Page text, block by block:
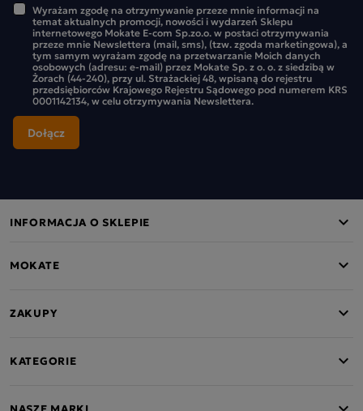
Wyrażam zgodę na otrzymywanie przeze mnie informacji na
temat aktualnych promocji, nowości i wydarzeń Sklepu
internetowego Mokate E-com Sp.zo.o. w postaci otrzymywania
przeze mnie Newslettera (mail, sms), (tzw. zgoda marketingowa), a
tym samym wyrażam zgodę na przetwarzanie Moich danych
osobowych (adresu: e-mail) przez Mokate Sp. z o. o. z siedzibą w
Żorach (44-240), przy ul. Strażackiej 48, wpisaną do rejestru
przedsiębiorców Krajowego Rejestru Sądowego pod numerem KRS
0001142134, w celu otrzymywania Newslettera.
INFORMACJA O SKLEPIE
MOKATE
ZAKUPY
KATEGORIE